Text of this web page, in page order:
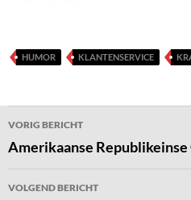
HUMOR KLANTENSERVICE
Bericht
navigatie
VORIG BERICHT
Amerikaanse
VOLGEND BERICHT